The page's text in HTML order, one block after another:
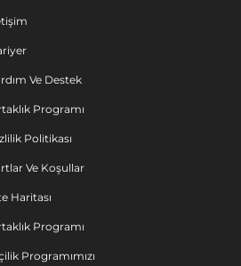
Ve Destek
Programı
Politikası
Ve Koşullar
Haritası
Programı
Programımızı